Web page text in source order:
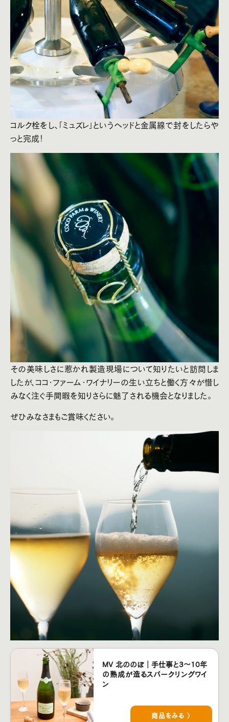
コルク栓をし、「ミュズレ」というヘッドと金属線で封をしたらや
っと完成！
その美味しさに惹かれ製造現場について知りたいと訪問しま
したが、ココ・ファーム・ワイナリーの生い立ちと働く方々が惜し
みなく注ぐ手間暇を知りさらに魅了される機会となりました。
ぜひみなさまもご賞味ください。
MV 北ののぼ｜手仕事と3〜10年
の熟成が造るスパークリングワイ
ン
商品をみる 〉